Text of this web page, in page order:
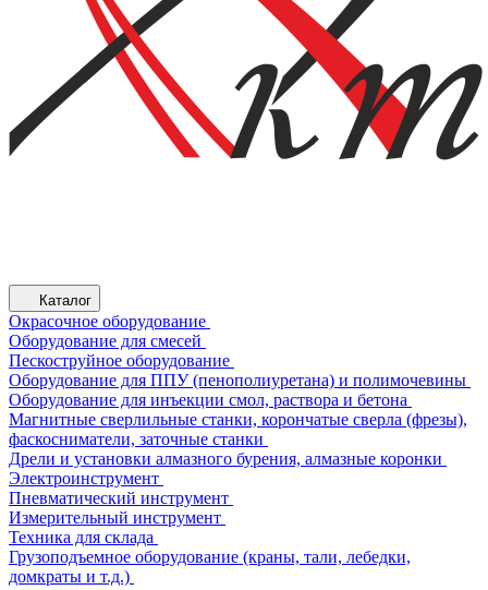
Каталог
Окрасочное оборудование
Оборудование для смесей
Пескоструйное оборудование
Оборудование для ППУ (пенополиуретана) и полимочевины
Оборудование для инъекции смол, раствора и бетона
Магнитные сверлильные станки, корончатые сверла (фрезы),
фаскосниматели, заточные станки
Дрели и установки алмазного бурения, алмазные коронки
Электроинструмент
Пневматический инструмент
Измерительный инструмент
Техника для склада
Грузоподъемное оборудование (краны, тали, лебедки,
домкраты и т.д.)